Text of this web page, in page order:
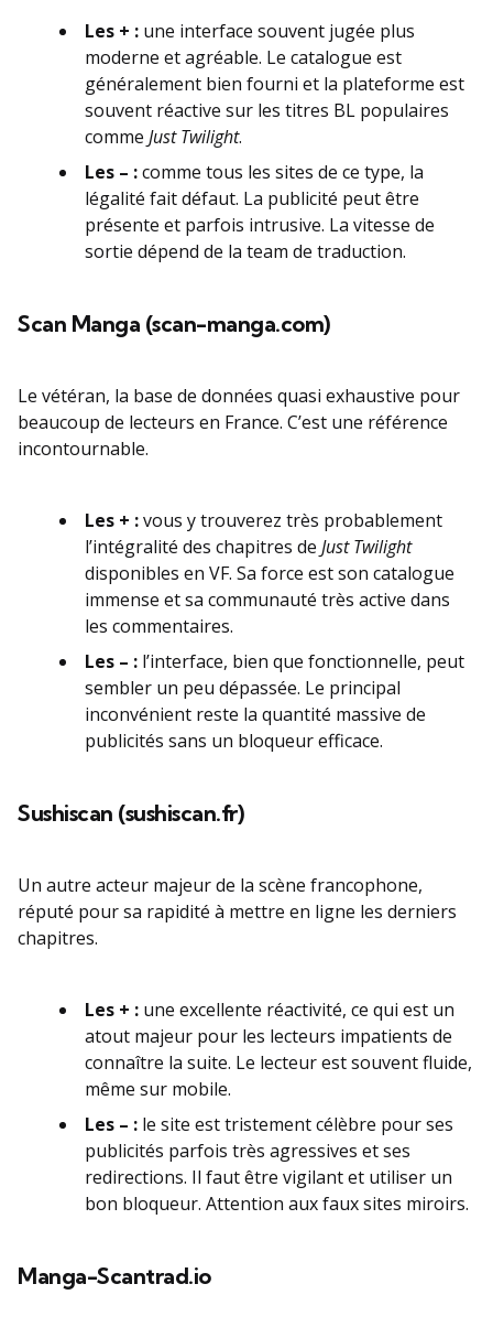
Les + : une interface souvent jugée plus
moderne et agréable. Le catalogue est
généralement bien fourni et la plateforme est
souvent réactive sur les titres BL populaires
comme Just Twilight.
Les – :comme tous les sites de ce type, la
légalité fait défaut. La publicité peut être
présente et parfois intrusive. La vitesse de
sortie dépend de la team de traduction.
Scan Manga (scan-manga.com)
Le vétéran, la base de données quasi exhaustive pour
beaucoup de lecteurs en France. C’est une référence
incontournable.
Les + :vous y trouverez très probablement
l’intégralité des chapitres de Just Twilight
disponibles en VF. Sa force est son catalogue
immense et sa communauté très active dans
les commentaires.
Les – : l’interface, bien que fonctionnelle, peut
sembler un peu dépassée. Le principal
inconvénient reste la quantité massive de
publicités sans un bloqueur efficace.
Sushiscan (sushiscan.fr)
Un autre acteur majeur de la scène francophone,
réputé pour sa rapidité à mettre en ligne les derniers
chapitres.
Les + : une excellente réactivité, ce qui est un
atout majeur pour les lecteurs impatients de
connaître la suite. Le lecteur est souvent fluide,
même sur mobile.
Les – : le site est tristement célèbre pour ses
publicités parfois très agressives et ses
redirections. Il faut être vigilant et utiliser un
bon bloqueur. Attention aux faux sites miroirs.
Manga-Scantrad.io